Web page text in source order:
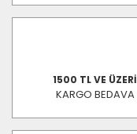
1500 TL VE ÜZERİ
KARGO BEDAVA